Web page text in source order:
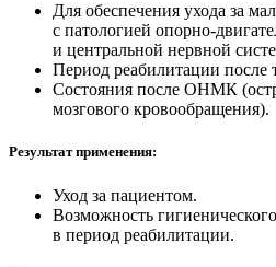
Для обеспечения ухода за
с патологией опорно-
и центральной нервной
Период реабилитации после
Состояния после ОНМК
мозгового кровообращения).
Результат применения:
Уход за пациентом.
Возможность
в период реабилитации.